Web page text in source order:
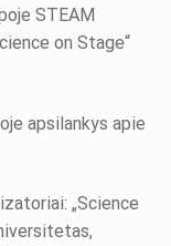
STEAM
on Stage“
apsilankys apie
„Science